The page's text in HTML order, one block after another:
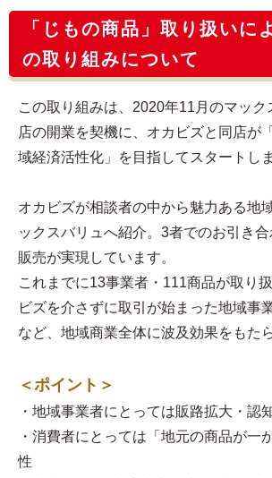
「じもの商品」取り扱いに
の取り組みについて
この取り組みは、2020年11月のマック
店の開業を契機に、オカビズと同店が
域経済活性化」を目指してスタートし
オカビズが相談者の中から魅力ある地
ックスバリュへ紹介。3者でのお引き
販売が実現しています。
これまでに13事業者・111商品が取り
ビズを介さずに取引が始まった地域事
など、地域商業全体に波及効果をもた
＜ポイント＞
・地域事業者にとっては販路拡大・認
・消費者にとっては「地元の商品が一
性